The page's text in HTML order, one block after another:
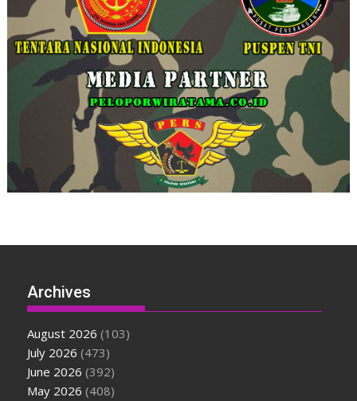
Archives
August 2026 (103)
July 2026 (473)
June 2026 (392)
May 2026 (408)